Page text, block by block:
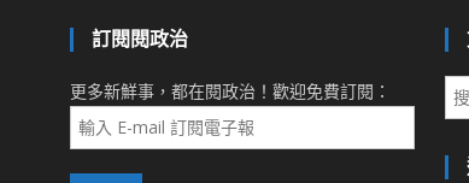
訂閱閱政治
更多新鮮事，都在閱政治！歡迎免費訂閱：